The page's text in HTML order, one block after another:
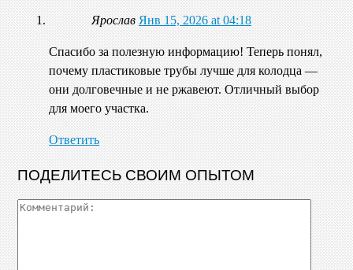
Ярослав Янв 15, 2026 at 04:18
Спасибо за полезную информацию! Теперь понял,
почему пластиковые трубы лучше для колодца —
они долговечные и не ржавеют. Отличный выбор
для моего участка.
Ответить
ПОДЕЛИТЕСЬ СВОИМ ОПЫТОМ